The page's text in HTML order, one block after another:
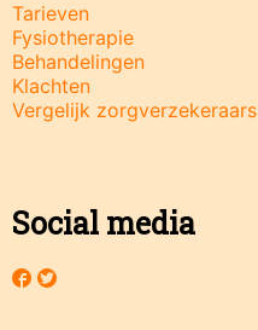
Tarieven
Fysiotherapie
Behandelingen
Klachten
Vergelijk zorgverzekeraars
Social media